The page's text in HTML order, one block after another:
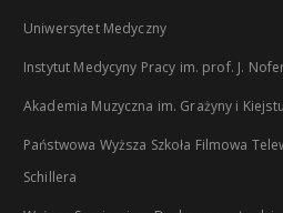
Uniwersytet Medyczny
Instytut Medycyny Pracy im. prof. J.
Akademia Muzyczna im. Grażyny i
Państwowa Wyższa Szkoła Filmowa
Schillera